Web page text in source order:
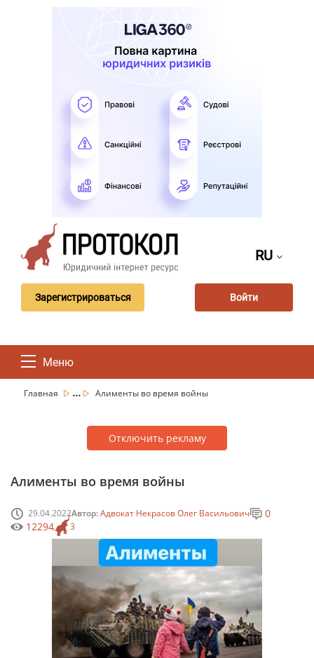
RU
Зарегистрироваться Войти
Меню
Главная ... Алименты во время войны
Отключить рекламу
Алименты во время войны
29.04.2022Автор:Адвокат Некрасов Олег Васильович
3
0
12294